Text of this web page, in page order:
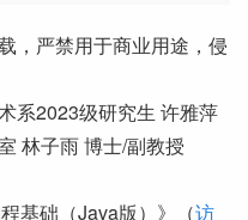
，严禁用于商业用途，侵
系2023级研究生 许雅萍
林子雨 博士/副教授
基础（Java版）》（访